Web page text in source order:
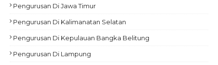
Pengurusan Di Jawa Timur
Pengurusan Di Kalimanatan Selatan
Pengurusan Di Kepulauan Bangka Belitung
Pengurusan Di Lampung